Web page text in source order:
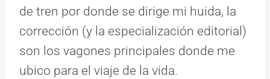
de tren por donde se dirige mi huida, la
corrección (y la especialización editorial)
son los vagones principales donde me
ubico para el viaje de la vida.